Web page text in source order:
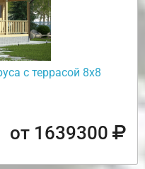
с террасой 8х8
от 1639300